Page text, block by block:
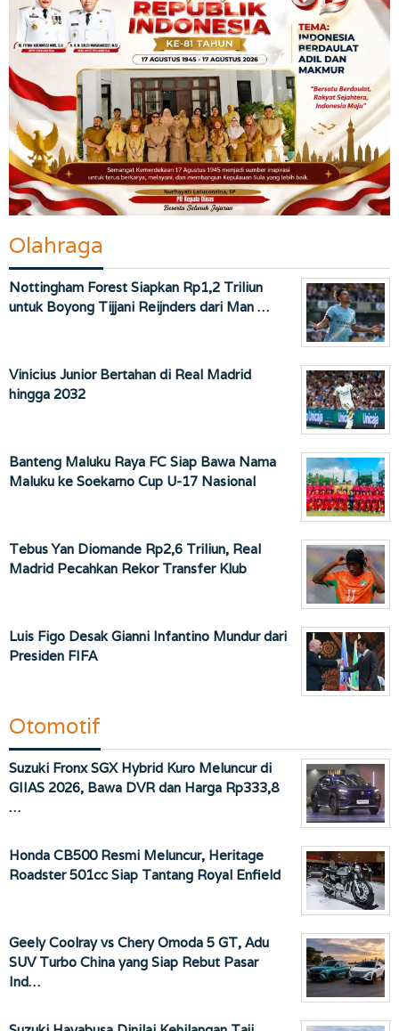
Olahraga
Nottingham Forest Siapkan Rp1,2 Triliun
untuk Boyong Tijjani Reijnders dari Man …
Vinicius Junior Bertahan di Real Madrid
hingga 2032
Banteng Maluku Raya FC Siap Bawa Nama
Maluku ke Soekarno Cup U-17 Nasional
Tebus Yan Diomande Rp2,6 Triliun, Real
Madrid Pecahkan Rekor Transfer Klub
Luis Figo Desak Gianni Infantino Mundur dari
Presiden FIFA
Otomotif
Suzuki Fronx SGX Hybrid Kuro Meluncur di
GIIAS 2026, Bawa DVR dan Harga Rp333,8
…
Honda CB500 Resmi Meluncur, Heritage
Roadster 501cc Siap Tantang Royal Enfield
Geely Coolray vs Chery Omoda 5 GT, Adu
SUV Turbo China yang Siap Rebut Pasar
Ind…